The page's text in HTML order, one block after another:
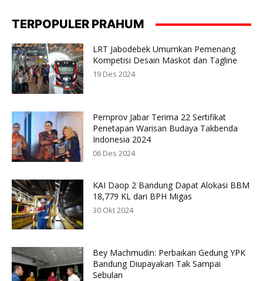
TERPOPULER PRAHUM
LRT Jabodebek Umumkan Pemenang
Kompetisi Desain Maskot dan Tagline
19 Des 2024
Pemprov Jabar Terima 22 Sertifikat
Penetapan Warisan Budaya Takbenda
Indonesia 2024
06 Des 2024
KAI Daop 2 Bandung Dapat Alokasi BBM
18,779 KL dari BPH Migas
30 Okt 2024
Bey Machmudin: Perbaikan Gedung YPK
Bandung Diupayakan Tak Sampai
Sebulan